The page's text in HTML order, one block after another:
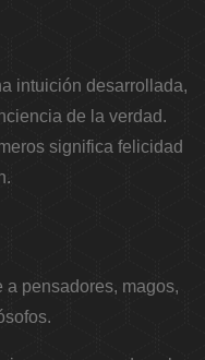
intuición desarrollada,
de la verdad.
significa felicidad
a pensadores, magos,